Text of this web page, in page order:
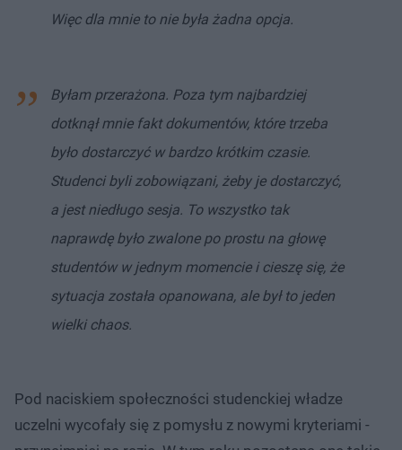
Więc dla mnie to nie była żadna opcja.
Byłam przerażona. Poza tym najbardziej
dotknął mnie fakt dokumentów, które trzeba
było dostarczyć w bardzo krótkim czasie.
Studenci byli zobowiązani, żeby je dostarczyć,
a jest niedługo sesja. To wszystko tak
naprawdę było zwalone po prostu na głowę
studentów w jednym momencie i cieszę się, że
sytuacja została opanowana, ale był to jeden
wielki chaos.
Pod naciskiem społeczności studenckiej władze
uczelni wycofały się z pomysłu z nowymi kryteriami -